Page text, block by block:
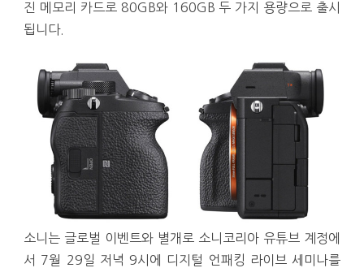
진 메모리 카드로 80GB와 160GB 두 가지 용량으로 출시
됩니다.
소니는 글로벌 이벤트와 별개로 소니코리아 유튜브 계정에
서 7월 29일 저녁 9시에 디지털 언패킹 라이브 세미나를